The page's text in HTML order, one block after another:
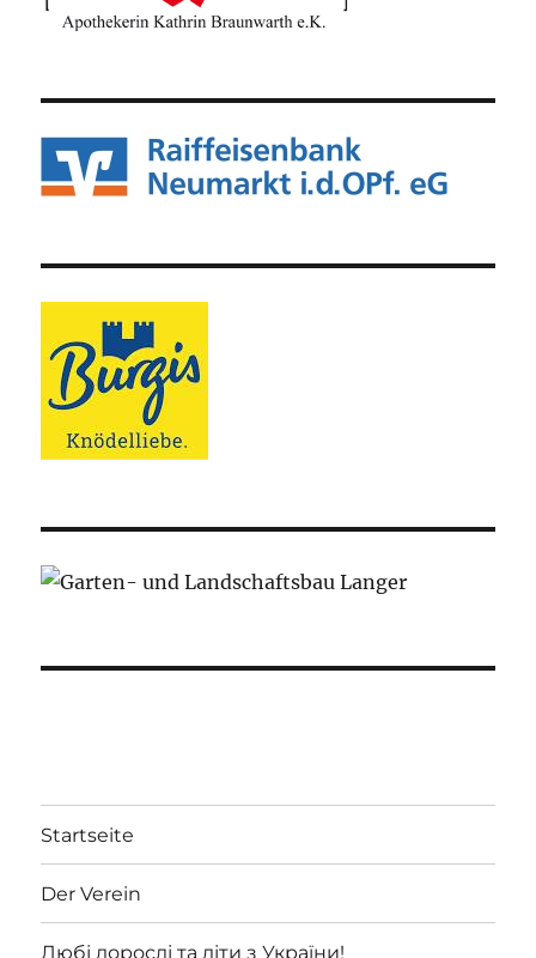
Startseite
Der Verein
Любі дорослі та діти з України!